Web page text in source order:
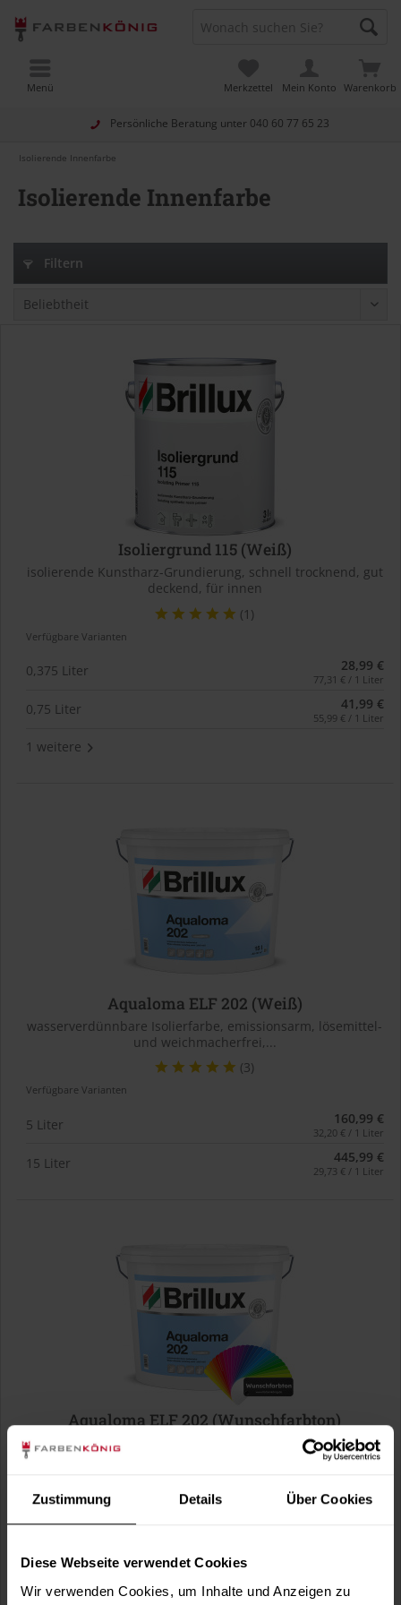
Zustimmung Details Über Cookies
Diese Webseite verwendet Cookies
Wir verwenden Cookies, um Inhalte und Anzeigen zu
Persönliche Beratung unter 040 60 77 65 23
Warenkorb
Merkzettel Mein Konto
Menü
Isolierende Innenfarbe
Isolierende Innenfarbe
Filtern
Isoliergrund 115 (Weiß)
isolierende Kunstharz-Grundierung, schnell trocknend, gut
deckend, für innen
(1)
Verfügbare Varianten
0,375 Liter 28,99 €
77,31 € / 1 Liter
0,75 Liter 41,99 €
55,99 € / 1 Liter
1 weitere
Aqualoma ELF 202 (Weiß)
wasserverdünnbare Isolierfarbe, emissionsarm, lösemittel-
und weichmacherfrei,...
(3)
Verfügbare Varianten
5 Liter 160,99 €
32,20 € / 1 Liter
15 Liter 445,99 €
29,73 € / 1 Liter
Aqualoma ELF 202 (Wunschfarbton)
wasserverdünnbare Isolierfarbe, emissionsarm, lösemittel-